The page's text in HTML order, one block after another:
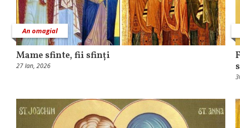
An omagial
Mame sfinte, fii sfinți
27 Ian, 2026